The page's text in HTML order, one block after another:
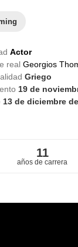
Actor
real Georgios
Griego
19 de
13 de diciembre
11
años de carrera